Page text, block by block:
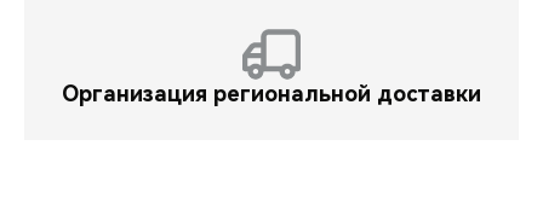
Организация региональной доставки